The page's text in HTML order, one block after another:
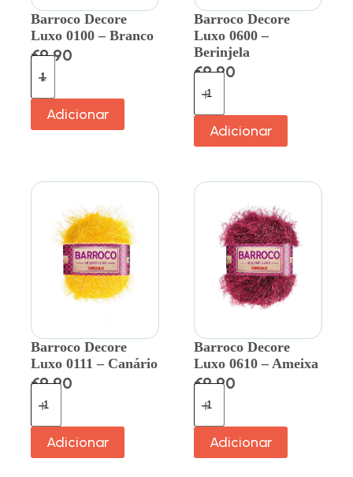
Barroco Decore
Luxo 0100 – Branco
€9.90
Adicionar
Barroco Decore
Luxo 0600 –
Berinjela
€9.90
Adicionar
Barroco Decore
Luxo 0111 – Canário
€9.90
Adicionar
Barroco Decore
Luxo 0610 – Ameixa
€9.90
Adicionar